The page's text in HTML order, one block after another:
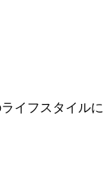
イフスタイルに